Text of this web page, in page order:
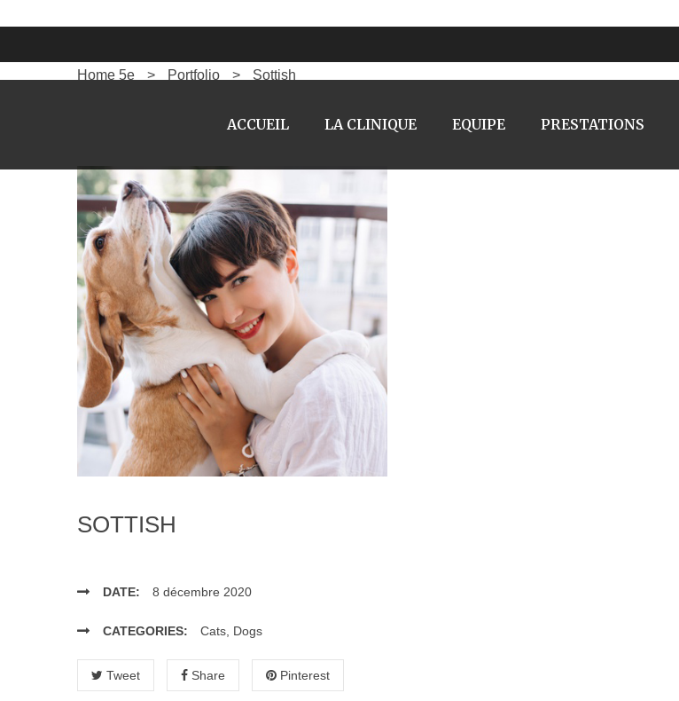
ACCUEIL LA CLINIQUE EQUIPE PRESTATIONS
Home 5e > Portfolio > Sottish
SOTTISH
DATE: 8 décembre 2020
CATEGORIES: Cats Dogs
Tweet Share Pinterest